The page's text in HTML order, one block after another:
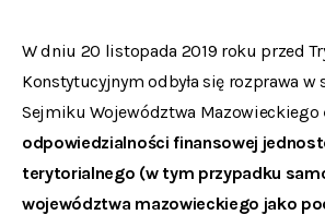
W dniu 20 listopada 2019 roku przed
Konstytucyjnym odbyła się rozprawa w
Sejmiku Województwa Mazowieckiego
odpowiedzialności finansowej
terytorialnego (w tym przypadku
województwa mazowieckiego jako